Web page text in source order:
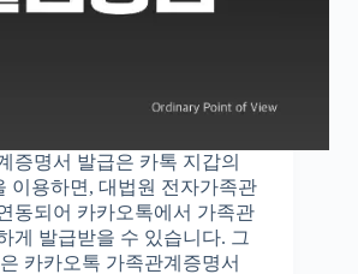
증명서 발급은 카톡 지갑의
이용하면, 대법원 전자가족관
동되어 카카오톡에서 가족관
게 발급받을 수 있습니다. 그
카카오톡 가족관계증명서